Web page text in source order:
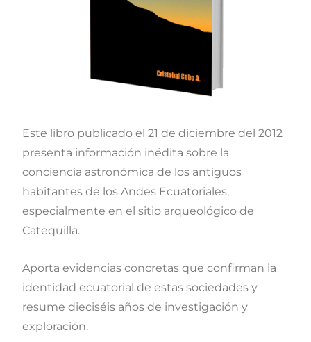
Este libro publicado el 21 de diciembre del 2012
presenta información inédita sobre la
conciencia astronómica de los antiguos
habitantes de los Andes Ecuatoriales,
especialmente en el sitio arqueológico de
Catequilla.
Aporta evidencias concretas que confirman la
identidad ecuatorial de estas sociedades y
resume dieciséis años de investigación y
exploración.